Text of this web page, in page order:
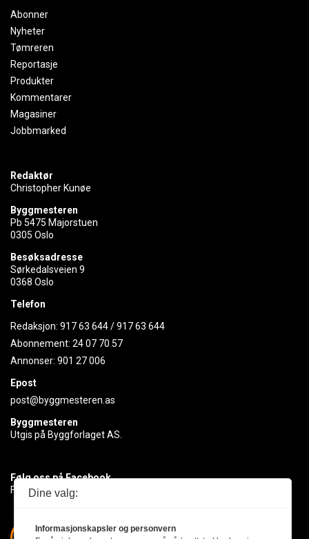
Abonner
Nyheter
Tømreren
Reportasje
Produkter
Kommentarer
Magasiner
Jobbmarked
Redaktør
Christopher Kunøe
Byggmesteren
Pb 5475 Majorstuen
0305 Oslo
Besøksadresse
Sørkedalsveien 9
0368 Oslo
Telefon
Redaksjon: 917 63 644/917 63 644
Abonnement: 24 07 70 57
Annonser: 901 27 006
Epost
post@byggmesteren.as
Byggmesteren
Utgis på Byggforlaget AS.
Følg oss på Facebook
Få med deg det siste innen byggebransjen
Dine valg:
Informasjonskapsler og personvern